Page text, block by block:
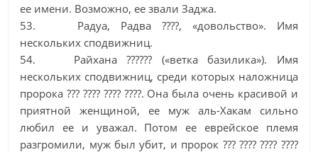
ее имени. Возможно, ее звали Заджа.
53. Радуа, Радва ????, «довольство». Имя
нескольких сподвижниц.
54. Райхана ?????? («ветка базилика»). Имя
нескольких сподвижниц, среди которых наложница
пророка ??? ???? ???? ????. Она была очень красивой и
приятной женщиной, ее муж аль-Хакам сильно
любил ее и уважал. Потом ее еврейское племя
разгромили, муж был убит, и пророк ??? ???? ???? ????